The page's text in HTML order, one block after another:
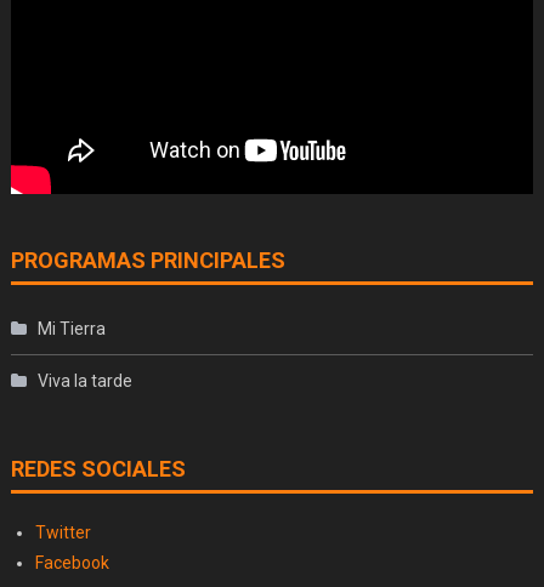
PROGRAMAS PRINCIPALES
Mi Tierra
Viva la tarde
REDES SOCIALES
Twitter
Facebook